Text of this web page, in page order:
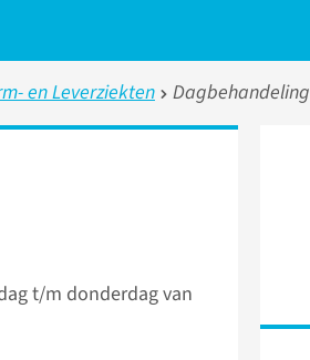
en Leverziekten Dagbehandeling
t/m donderdag van